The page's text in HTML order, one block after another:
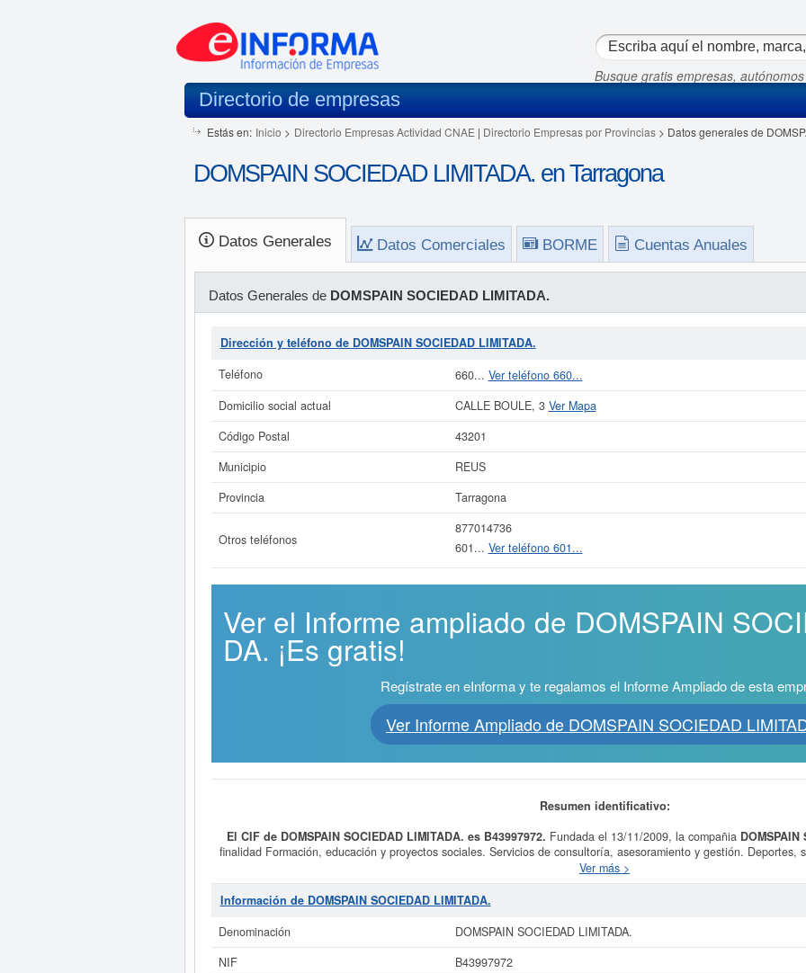
Busque gratis empresas,
Directorio de empresas
Estás en: Inicio > Directorio Empresas Actividad CNAE | Directorio Empresas por Provincias> Datos generales de
DOMSPAIN SOCIEDAD LIMITADA. en Tarragona
Datos Generales Datos Comerciales BORME Cuentas Anuales
Datos Generales de DOMSPAIN SOCIEDAD LIMITADA.
Dirección y teléfono de DOMSPAIN SOCIEDAD LIMITADA.
Teléfono
660... Ver teléfono 660...
Domicilio social actual
CALLE BOULE, 3 Ver Mapa
Código Postal
43201
Municipio
REUS
Provincia
Tarragona
Otros teléfonos
877014736
601... Ver teléfono 601...
Ver el Informe ampliado de DOMSPAIN
DA. ¡Es gratis!
Regístrate en eInforma y te regalamos el Informe Ampliado de esta
Ver Informe Ampliado de DOMSPAIN SOCIEDAD
Resumen identificativo:
El CIF de DOMSPAIN SOCIEDAD LIMITADA. es B43997972. Fundada el 13/11/2009, la compañia DOMSPAIN
finalidad Formación, educación y proyectos sociales. Servicios de consultoría, asesoramiento y gestión. Deportes,
y actividades editoriales. Turismo y actividades recreativas. Traducción e interpretación. Servicios de recursos
Otra educación n.c.o.p.. La actividad de la clasificación del Sistema Internacional de Clasificación de empresas
personal compuesto porDOMSPAIN SOCIEDAD LIMITADA.
misma página. El rango del capital social es de 0 a 3.100 €. El BORME ha publicado 15 de esta empresa y esta
Si está interesado en conocer más datos de la empresa DOMSPAIN SOCIEDAD LIMITADA. puede
Ver más >
Información de DOMSPAIN SOCIEDAD LIMITADA.
Denominación
DOMSPAIN SOCIEDAD LIMITADA.
NIF
B43997972